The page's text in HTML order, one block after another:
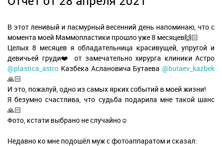
В этот ленивый и пасмурный весенний день напоминаю, что с
момента моей Маммопластики прошло уже 8 месяцев🙌🏻
Целых 8 месяцев я обладательница красивущей, упругой и
девичьей груди❤️ от замечательно хирурга клиники Астро
@plastica_astro Казбека Аслановича Бутаева @butaev_kazbek
🙏🏻
И это, пожалуй, одно из самых ярких событий в моей жизни!
Я безумно счастлива, что судьба подарила мне такой шанс
🙏🏻
Фото, кстати выбрано не случайно☺️
Недавно ко мне подошёл муж с фотоаппаратом и сказал: